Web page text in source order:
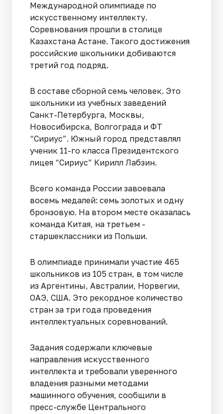
Международной олимпиаде по
искусственному интеллекту.
Соревнования прошли в столице
Казахстана Астане. Такого достижения
российские школьники добиваются
третий год подряд.
В составе сборной семь человек. Это
школьники из учебных заведений
Санкт-Петербурга, Москвы,
Новосибирска, Волгограда и ФТ
“Сириус”. Южный город представлял
ученик 11-го класса Президентского
лицея “Сириус” Кирилл Лабзин.
Всего команда России завоевала
восемь медалей: семь золотых и одну
бронзовую. На втором месте оказалась
команда Китая, на третьем -
старшеклассники из Польши.
В олимпиаде принимали участие 465
школьников из 105 стран, в том числе
из Аргентины, Австралии, Норвегии,
ОАЭ, США. Это рекордное количество
стран за три года проведения
интеллектуальных соревнований.
Задания содержали ключевые
направления искусственного
интеллекта и требовали уверенного
владения разными методами
машинного обучения, сообщили в
пресс-службе Центрального